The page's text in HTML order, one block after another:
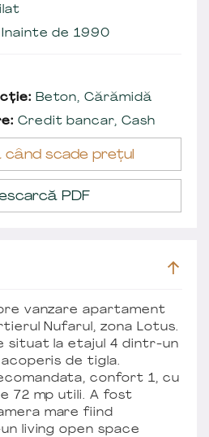
Inainte de 1990
Beton, Cărămidă
Credit bancar, Cash
când scade prețul
PDF
vanzare apartament
Nufarul, zona Lotus.
situat la etajul 4 dintr-un
de tigla.
confort 1, cu
72 mp utili. A fost
mare fiind
living open space